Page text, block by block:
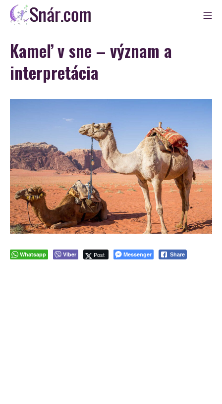
Skip
Snár
Kameľ v sne – význam a
interpretácia
Whatsapp Viber Post Messenger Share